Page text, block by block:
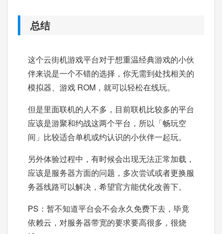
总结
这个云街机游戏平台对于想重温经典游戏的小伙
伴来说是一个不错的选择，你无需到处找相关的
模拟器、游戏 ROM，就可以轻松在线玩。
但是里面联机的人不多，目前联机比较多的平台
应该是游聚和约战这两个平台，所以「畅玩空
间」比较适合单机或约认识的小伙伴一起玩。
另外体验过程中，有时候会出现无法正常加载，
应该是服务器方面的问题，多次尝试或者更换服
务器线路可以解决，希望官方能优化改善下。
PS：暂不知道平台会不会永久免费下去，毕竟
依赖云，对服务器带宽的要求要高很多，很烧